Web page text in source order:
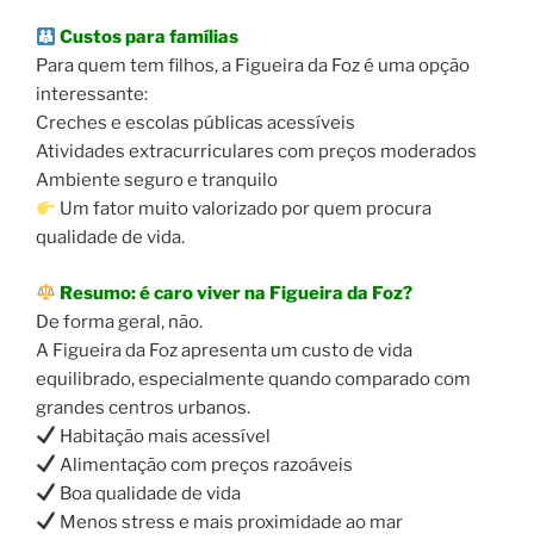
Custos para famílias
Para quem tem filhos, a Figueira da Foz é uma opção
interessante:
Creches e escolas públicas acessíveis
Atividades extracurriculares com preços moderados
Ambiente seguro e tranquilo
Um fator muito valorizado por quem procura
qualidade de vida.
Resumo: é caro viver na Figueira da Foz?
De forma geral, não.
A Figueira da Foz apresenta um custo de vida
equilibrado, especialmente quando comparado com
grandes centros urbanos.
Habitação mais acessível
Alimentação com preços razoáveis
Boa qualidade de vida
Menos stress e mais proximidade ao mar